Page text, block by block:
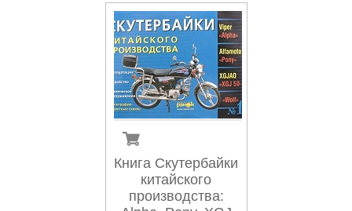
Книга Скутербайки
китайского
производства: